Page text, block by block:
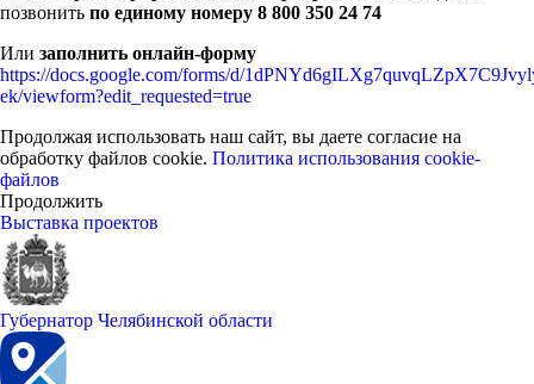
позвонить по единому номеру 8 800 350 24 74
Или заполнить онлайн-форму
https://docs.google.com/forms/d/
ek/viewform?edit_requested=true
Продолжая использовать наш сайт, вы даете согласие на
обработку файлов cookie. Политика использования cookie-
файлов
Продолжить
Выставка проектов
Губернатор Челябинской области